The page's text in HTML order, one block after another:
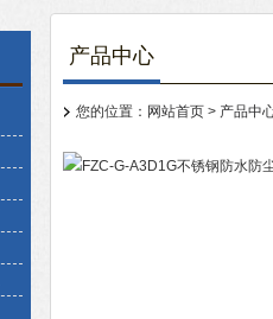
产品中心
您的位置： 网站首页 > 产品中